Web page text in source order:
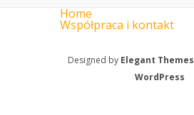
Home
Współpraca i kontakt
Designed by Elegant Themes
WordPress